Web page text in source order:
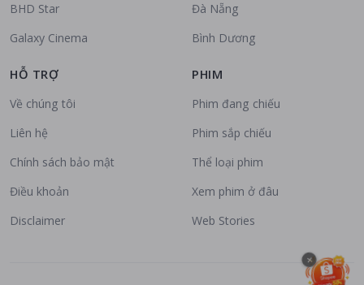
BHD Star
Galaxy Cinema
Đà Nẵng
Bình Dương
HỖ TRỢ
Về chúng tôi
Liên hệ
Chính sách bảo mật
Điều khoản
Disclaimer
PHIM
Phim đang chiếu
Phim sắp chiếu
Thể loại phim
Xem phim ở đâu
Web Stories
×